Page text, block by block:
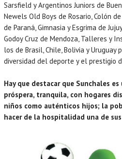
Sarsfield y Argentinos Juniors de
Newels Old Boys de Rosario, Colón
de Paraná, Gimnasia y Esgrima de
Godoy Cruz de Mendoza, Talleres y
los de Brasil, Chile, Bolivia y
diversidad del deporte y el prestigio
Hay que destacar que Sunchales
próspera, tranquila, con hogares
niños como auténticos hijos; la
hacer de la hospitalidad una de